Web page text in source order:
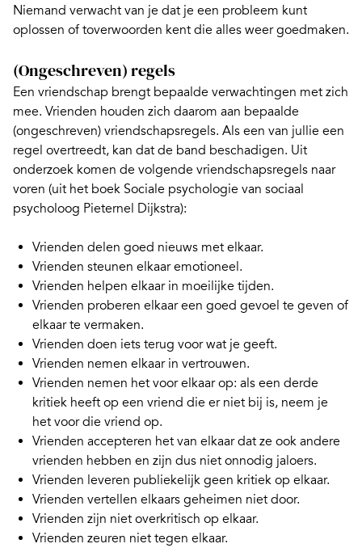
Niemand verwacht van je dat je een probleem kunt
oplossen of toverwoorden kent die alles weer goedmaken.
(Ongeschreven) regels
Een vriendschap brengt bepaalde verwachtingen met zich
mee. Vrienden houden zich daarom aan bepaalde
(ongeschreven) vriendschapsregels. Als een van jullie een
regel overtreedt, kan dat de band beschadigen. Uit
onderzoek komen de volgende vriendschapsregels naar
voren (uit het boek Sociale psychologie van sociaal
psycholoog Pieternel Dijkstra):
Vrienden delen goed nieuws met elkaar.
Vrienden steunen elkaar emotioneel.
Vrienden helpen elkaar in moeilijke tijden.
Vrienden proberen elkaar een goed gevoel te geven of
elkaar te vermaken.
Vrienden doen iets terug voor wat je geeft.
Vrienden nemen elkaar in vertrouwen.
Vrienden nemen het voor elkaar op: als een derde
kritiek heeft op een vriend die er niet bij is, neem je
het voor die vriend op.
Vrienden accepteren het van elkaar dat ze ook andere
vrienden hebben en zijn dus niet onnodig jaloers.
Vrienden leveren publiekelijk geen kritiek op elkaar.
Vrienden vertellen elkaars geheimen niet door.
Vrienden zijn niet overkritisch op elkaar.
Vrienden zeuren niet tegen elkaar.